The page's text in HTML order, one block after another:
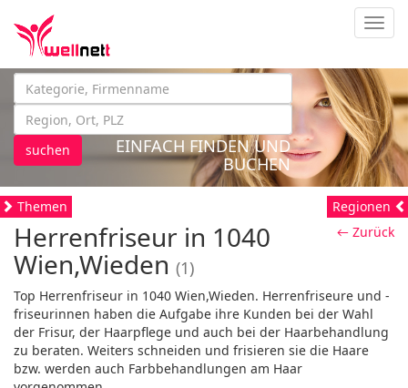
suchen
EINFACH FINDEN UND
BUCHEN
Themen
← Zurück
Herrenfriseur in 1040
Wien,Wieden (1)
Top Herrenfriseur in 1040 Wien,Wieden. Herrenfriseure und -
friseurinnen haben die Aufgabe ihre Kunden bei der Wahl
der Frisur, der Haarpflege und auch bei der Haarbehandlung
zu beraten. Weiters schneiden und frisieren sie die Haare
bzw. werden auch Farbbehandlungen am Haar
Regionen